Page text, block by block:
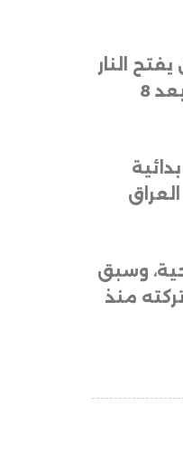
النار
على المصلين في الكنيسة ويتسبب بمقتل 4 اشخاص واصابة 8 اخرين وحرق الكنيسة، قبل ان يقتل برصاص الشرطة بعد 8
وسبق
منذ